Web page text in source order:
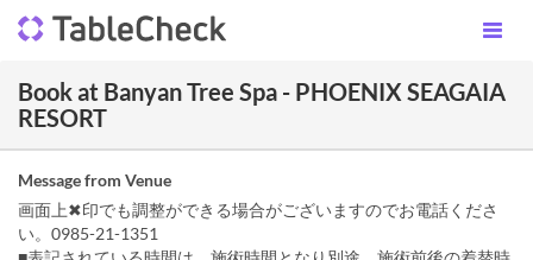
Book at Banyan Tree Spa - PHOENIX SEAGAIA
RESORT
Message from Venue
画面上✖印でも調整ができる場合がございますのでお電話くださ
い。0985-21-1351